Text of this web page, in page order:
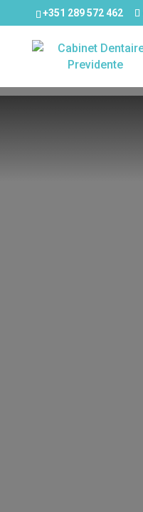
+351 289 572 462